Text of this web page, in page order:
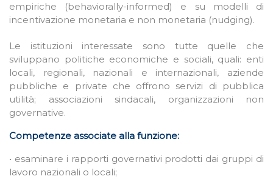
empiriche (behaviorally-informed) e su modelli di
incentivazione monetaria e non monetaria (nudging).
Le istituzioni interessate sono tutte quelle che
sviluppano politiche economiche e sociali, quali: enti
locali, regionali, nazionali e internazionali, aziende
pubbliche e private che offrono servizi di pubblica
utilità; associazioni sindacali, organizzazioni non
governative.
Competenze associate alla funzione:
• esaminare i rapporti governativi prodotti dai gruppi di
lavoro nazionali o locali;